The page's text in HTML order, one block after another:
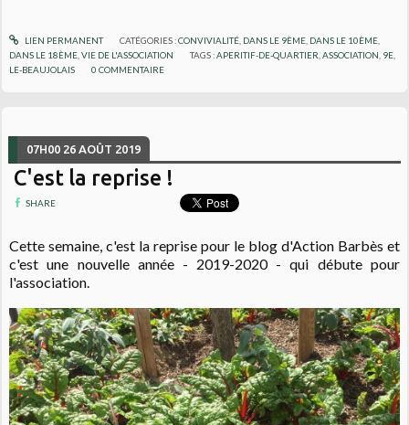
LIEN PERMANENT CATÉGORIES :CONVIVIALITÉ, DANS LE 9ÈME, DANS LE 10ÈME,
DANS LE 18ÈME ,VIE DE L'ASSOCIATION TAGS :APERITIF-DE-QUARTIER ,ASSOCIATION 9E
LE-BEAUJOLAIS
0 COMMENTAIRE
07H00 26 AOÛT 2019
C'est la reprise !
SHARE
Cette semaine, c'est la reprise pour le blog d'Action Barbès et
c'est une nouvelle année - 2019-2020 - qui débute pour
l'association.